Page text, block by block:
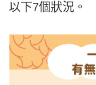
以下7個狀況。